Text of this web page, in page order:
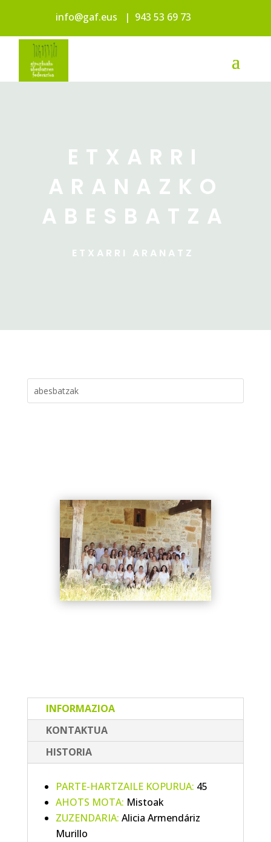
info@gaf.eus | 943 53 69 73
ETXARRI
ARANAZKO
ABESBATZA
ETXARRI ARANATZ
INFORMAZIOA
KONTAKTUA
HISTORIA
PARTE-HARTZAILE KOPURUA: 45
AHOTS MOTA: Mistoak
ZUZENDARIA: Alicia Armendáriz
Murillo